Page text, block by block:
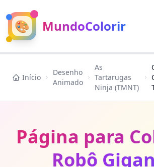
🎨 MundoColorir
Início
Desenho
Animado
As
Tartarugas
Ninja (TMNT)
Página para
Robô